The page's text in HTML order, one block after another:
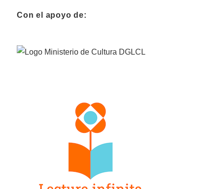
Con el apoyo de: